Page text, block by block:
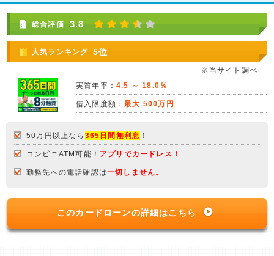
総合評価 3.8
人気ランキング 5位
※当サイト調べ
実質年率： 4.5 ～ 18.0％
借入限度額：最大 500万円
50万円以上なら 365日間無利息 ！
コンビニATM可能！ アプリでカードレス！
勤務先への電話確認は一切しません。
このカードローンの詳細はこちら